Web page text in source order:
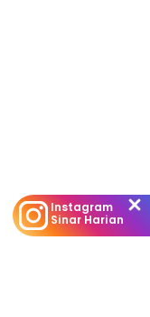
Instagram
Sinar Harian